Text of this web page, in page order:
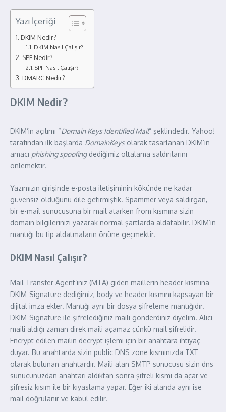
Yazı İçeriği
DKIM Nedir?
DKIM Nasıl Çalışır?
SPF Nedir?
SPF Nasıl Çalışır?
DMARC Nedir?
DKIM Nedir?
DKIM’in açılımı “Domain Keys Identified Mail” şeklindedir. Yahoo!
tarafından ilk başlarda DomainKeys olarak tasarlanan DKIM’in
amacı phishing spoofingdediğimiz oltalama saldırılarını
önlemektir.
Yazımızın girişinde e-posta iletişiminin kökünde ne kadar
güvensiz olduğunu dile getirmiştik. Spammer veya saldırgan,
bir e-mail sunucusuna bir mail atarken from kısmına sizin
domain bilgilerinizi yazarak normal şartlarda aldatabilir. DKIM’in
mantığı bu tip aldatmaların önüne geçmektir.
DKIM Nasıl Çalışır?
Mail Transfer Agent’ınız (MTA) giden maillerin header kısmına
DKIM-Signature dediğimiz, body ve header kısmını kapsayan bir
dijital imza ekler. Mantığı aynı bir dosya şifreleme mantığıdır.
DKIM-Signature ile şifrelediğiniz maili gönderdiniz diyelim. Alıcı
maili aldığı zaman direk maili açamaz çünkü mail şifrelidir.
Encrypt edilen mailin decrypt işlemi için bir anahtara ihtiyaç
duyar. Bu anahtarda sizin public DNS zone kısmınızda TXT
olarak bulunan anahtardır. Maili alan SMTP sunucusu sizin dns
sunucunuzdan anahtarı aldıktan sonra şifreli kısmı da açar ve
şifresiz kısım ile bir kıyaslama yapar. Eğer iki alanda aynı ise
mail doğrulanır ve kabul edilir.